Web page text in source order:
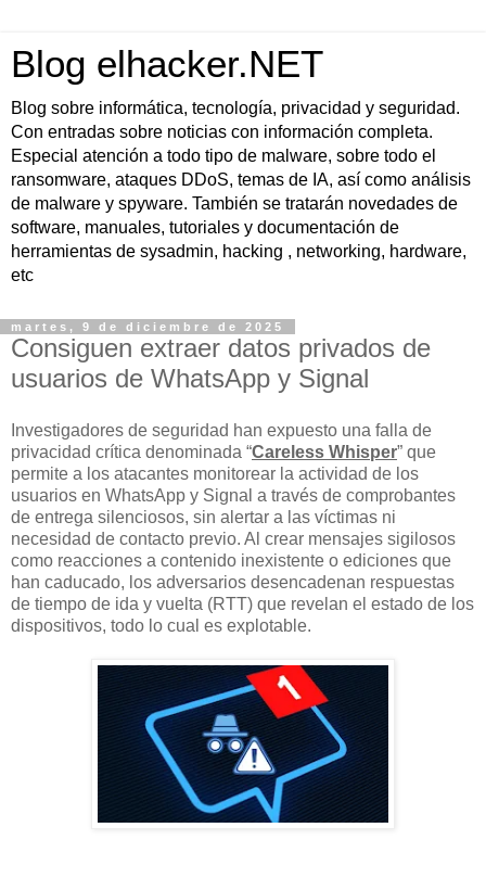
Blog elhacker.NET
Blog sobre informática, tecnología, privacidad y seguridad.
Con entradas sobre noticias con información completa.
Especial atención a todo tipo de malware, sobre todo el
ransomware, ataques DDoS, temas de IA, así como análisis
de malware y spyware. También se tratarán novedades de
software, manuales, tutoriales y documentación de
herramientas de sysadmin, hacking , networking, hardware,
etc
martes, 9 de diciembre de 2025
Consiguen extraer datos privados de
usuarios de WhatsApp y Signal
Investigadores de seguridad han expuesto una falla de
privacidad crítica denominada “Careless Whisper” que
permite a los atacantes monitorear la actividad de los
usuarios en WhatsApp y Signal a través de comprobantes
de entrega silenciosos, sin alertar a las víctimas ni
necesidad de contacto previo. Al crear mensajes sigilosos
como reacciones a contenido inexistente o ediciones que
han caducado, los adversarios desencadenan respuestas
de tiempo de ida y vuelta (RTT) que revelan el estado de los
dispositivos, todo lo cual es explotable.